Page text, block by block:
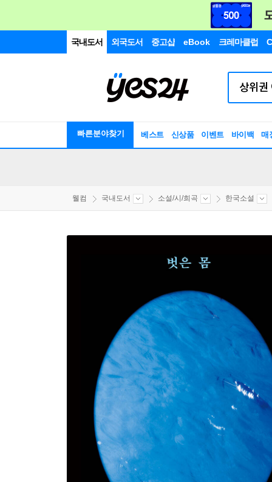
국내도서 외국도서 중고샵 eBook 크레마클럽
빠른분야찾기 베스트 신상품 이벤트 바이백 매
웰컴 국내도서 소설/시/희곡 한국소설